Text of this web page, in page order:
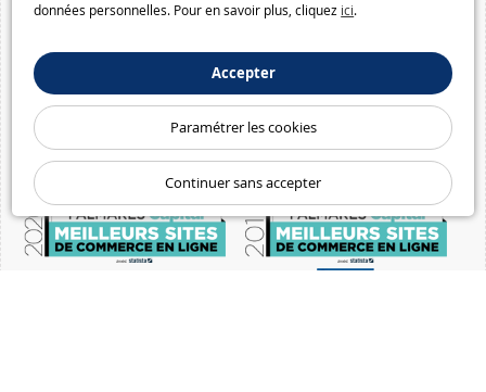
données personnelles. Pour en savoir plus, cliquez ici.
Accepter
Paramétrer les cookies
Continuer sans accepter